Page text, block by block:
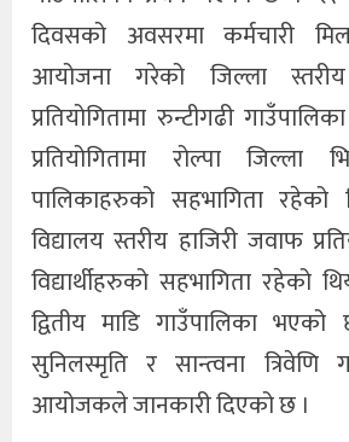
दिवसको अवसरमा कर्मचारी
आयोजना गरेको जिल्ला
प्रतियोगितामा रुन्टीगढी
प्रतियोगितामा रोल्पा
पालिकाहरुको सहभागिता रहेको
विद्यालय स्तरीय हाजिरी जवाफ
विद्यार्थीहरुको सहभागिता रहेको
द्वितीय माडि गाउँपालिका
सुनिलस्मृति र सान्त्वना त्रिवेणि
आयोजकले जानकारी दिएको छ ।